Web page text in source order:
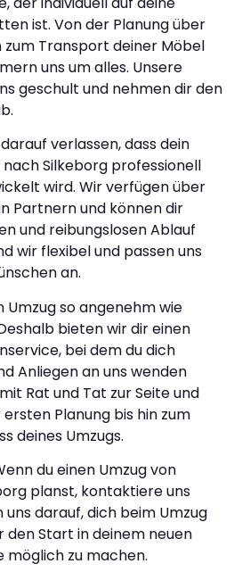
ist. Von der Planung über
zum Transport deiner Möbel
uns um alles. Unsere
geschult und nehmen dir den
verlassen, dass dein
Silkeborg professionell
wird. Wir verfügen über
Partnern und können dir
und reibungslosen Ablauf
wir flexibel und passen uns
an.
Umzug so angenehm wie
bieten wir dir einen
bei dem du dich
Anliegen an uns wenden
Rat und Tat zur Seite und
Planung bis hin zum
deines Umzugs.
du einen Umzug von
planst, kontaktiere uns
darauf, dich beim Umzug
den Start in deinem neuen
möglich zu machen.